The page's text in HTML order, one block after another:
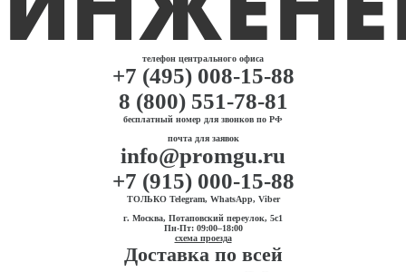
телефон центрального офиса
+7 (495) 008-15-88
8 (800) 551-78-81
бесплатный номер для звонков по РФ
почта для заявок
info@promgu.ru
+7 (915) 000-15-88
ТОЛЬКО Telegram, WhatsApp, Viber
г. Москва, Потаповский переулок, 5с1
Пн-Пт: 09:00–18:00
схема проезда
Доставка по всей